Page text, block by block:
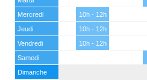
Mercredi
10h - 12h
Jeudi
10h - 12h
Vendredi
10h - 12h
Samedi
Dimanche